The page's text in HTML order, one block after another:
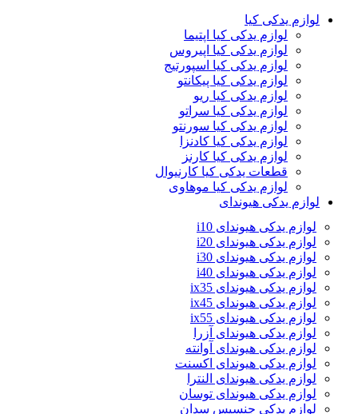
لوازم یدکی کیا
لوازم یدکی کیا اپتیما
لوازم یدکی کیا اپیروس
لوازم یدکی کیا اسپورتیج
لوازم یدکی کیا پیکانتو
لوازم یدکی کیا ریو
لوازم یدکی کیا سراتو
لوازم یدکی کیا سورنتو
لوازم یدکی کیا کادنزا
لوازم یدکی کیا کارنز
قطعات یدکی کیا کارنیوال
لوازم یدکی کیا موهاوی
لوازم یدکی هیوندای
لوازم یدکی هیوندای i10
لوازم یدکی هیوندای i20
لوازم یدکی هیوندای i30
لوازم یدکی هیوندای i40
لوازم یدکی هیوندای ix35
لوازم یدکی هیوندای ix45
لوازم یدکی هیوندای ix55
لوازم یدکی هیوندای آزرا
لوازم یدکی هیوندای آوانته
لوازم یدکی هیوندای اکسنت
لوازم یدکی هیوندای النترا
لوازم یدکی هیوندای توسان
لوازم یدکی جنسیس سدان